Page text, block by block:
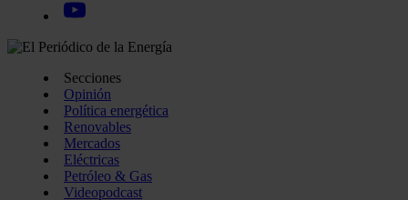
Secciones
Opinión
Política energética
Renovables
Mercados
Eléctricas
Petróleo & Gas
Videopodcast